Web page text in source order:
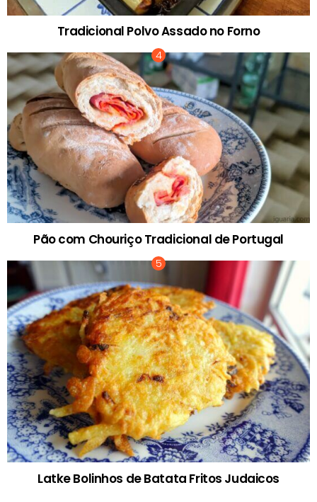
Tradicional Polvo Assado no Forno
Pão com Chouriço Tradicional de Portugal
Latke Bolinhos de Batata Fritos Judaicos